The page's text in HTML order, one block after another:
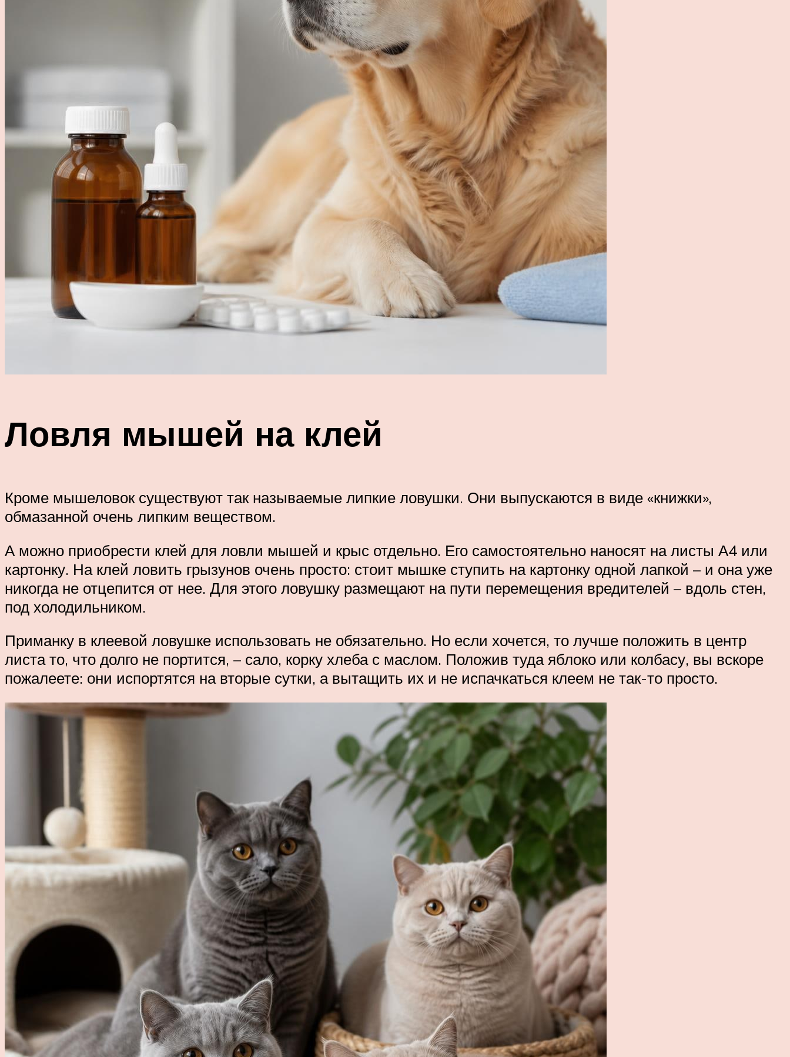
Ловля мышей на клей
Кроме мышеловок существуют так называемые липкие ловушки. Они выпускаются в виде «книжки»,
обмазанной очень липким веществом.
А можно приобрести клей для ловли мышей и крыс отдельно. Его самостоятельно наносят на листы А4 или
картонку. На клей ловить грызунов очень просто: стоит мышке ступить на картонку одной лапкой – и она уже
никогда не отцепится от нее. Для этого ловушку размещают на пути перемещения вредителей – вдоль стен,
под холодильником.
Приманку в клеевой ловушке использовать не обязательно. Но если хочется, то лучше положить в центр
листа то, что долго не портится, – сало, корку хлеба с маслом. Положив туда яблоко или колбасу, вы вскоре
пожалеете: они испортятся на вторые сутки, а вытащить их и не испачкаться клеем не так-то просто.